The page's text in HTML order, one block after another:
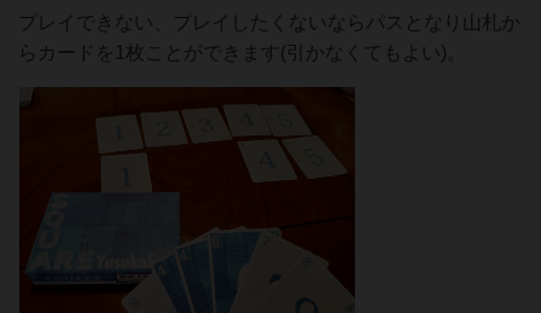
プレイできない、プレイしたくないならパスとなり山札か
らカードを1枚ことができます(引かなくてもよい)。